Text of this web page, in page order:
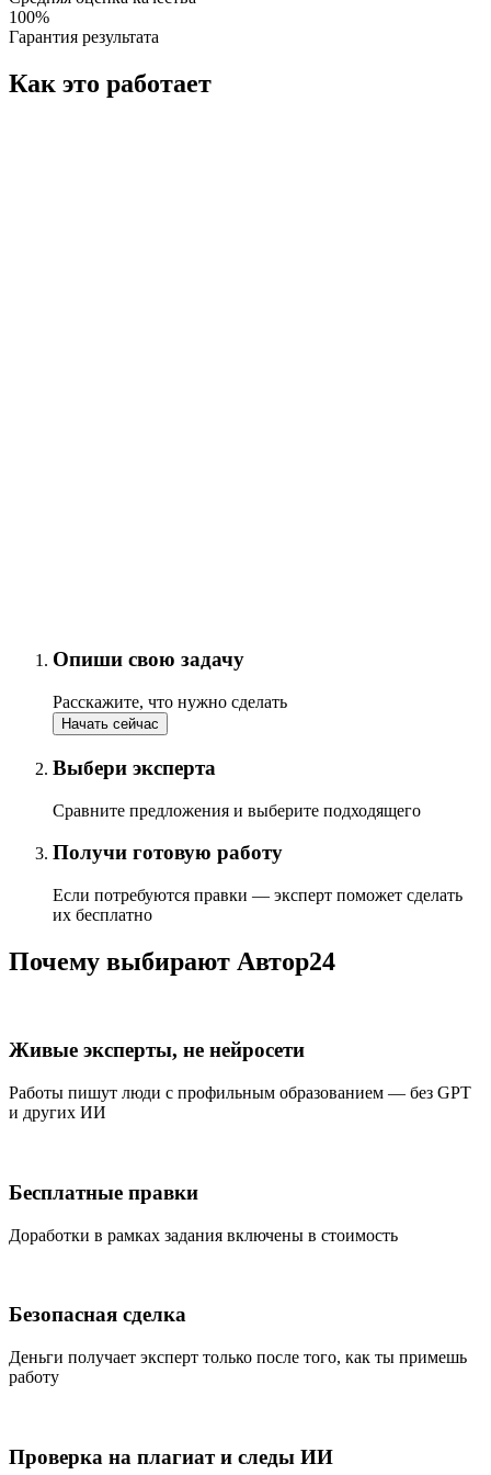
100%
Гарантия результата
Как это работает
Опиши свою задачу
Расскажите, что нужно сделать
Начать сейчас
Выбери эксперта
Сравните предложения и выберите подходящего
Получи готовую работу
Если потребуются правки — эксперт поможет сделать
их бесплатно
Почему выбирают Автор24
Живые эксперты, не нейросети
Работы пишут люди с профильным образованием — без GPT
и других ИИ
Бесплатные правки
Доработки в рамках задания включены в стоимость
Безопасная сделка
Деньги получает эксперт только после того, как ты примешь
работу
Проверка на плагиат и следы ИИ